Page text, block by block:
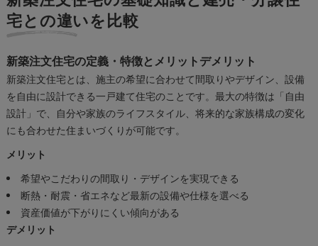
宅との違いを比較
新築注文住宅の定義・特徴とメリットデメリット
新築注文住宅とは、施主の希望に合わせて間取りやデザイン、設備
を自由に設計できる一戸建て住宅のことです。最大の特徴は「自由
設計」で、自分や家族のライフスタイル、将来的な家族構成の変化
にも合わせた住まいづくりが可能です。
メリット
希望やこだわりの間取り・デザインを実現できる
断熱・耐震・省エネなど最新の設備や仕様を選べる
資産価値が下がりにくい傾向がある
デメリット